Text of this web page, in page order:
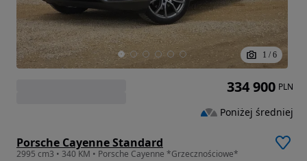
1 / 6
Porsche Cayenne Standard
2995 cm3 • 340 KM • Porsche Cayenne *Grzecznościowe*
334 900 PLN
Poniżej średniej